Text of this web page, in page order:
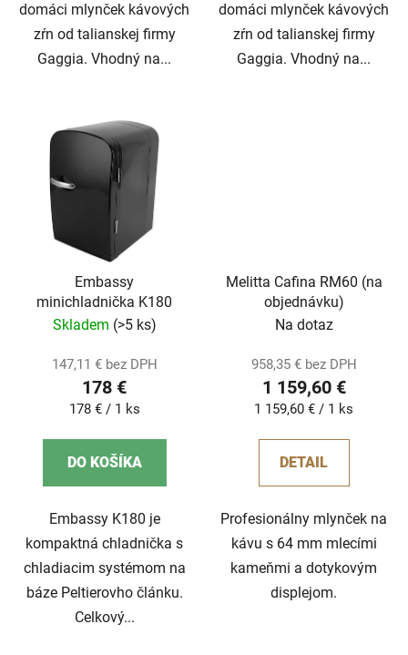
domáci mlynček kávových
zŕn od talianskej firmy
Gaggia. Vhodný na...
domáci mlynček kávových
zŕn od talianskej firmy
Gaggia. Vhodný na...
Embassy
minichladnička K180
Skladem (>5 ks)
147,11 € bez DPH
178 €
Jednotková
178 € / 1 ks
DO KOŠÍKA
Embassy K180 je
kompaktná chladnička s
chladiacim systémom na
báze Peltierovho článku.
Celkový...
Melitta Cafina RM60 (na
objednávku)
Na dotaz
958,35 € bez DPH
1 159,60 €
Jednotková
1 159,60 € / 1 ks
DETAIL
Profesionálny mlynček na
kávu s 64 mm mlecími
kameňmi a dotykovým
displejom.